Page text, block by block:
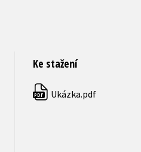
Ke stažení
PDF Ukázka.pdf